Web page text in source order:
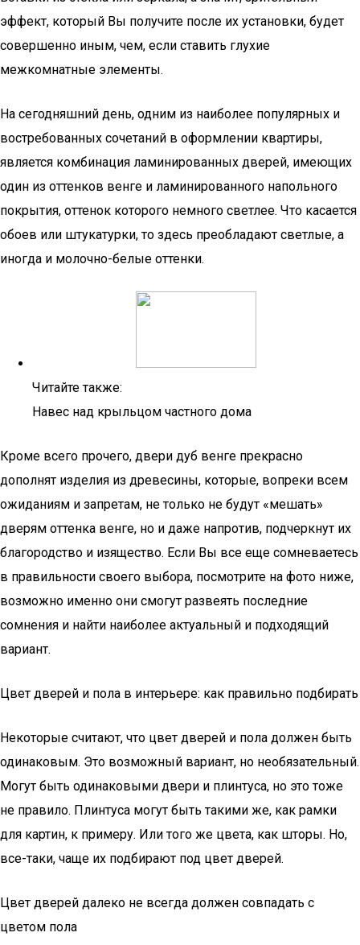
эффект, который Вы получите после их установки, будет
совершенно иным, чем, если ставить глухие
межкомнатные элементы.
На сегодняшний день, одним из наиболее популярных и
востребованных сочетаний в оформлении квартиры,
является комбинация ламинированных дверей, имеющих
один из оттенков венге и ламинированного напольного
покрытия, оттенок которого немного светлее. Что касается
обоев или штукатурки, то здесь преобладают светлые, а
иногда и молочно-белые оттенки.
Читайте также:
Навес над крыльцом частного дома
Кроме всего прочего, двери дуб венге прекрасно
дополнят изделия из древесины, которые, вопреки всем
ожиданиям и запретам, не только не будут «мешать»
дверям оттенка венге, но и даже напротив, подчеркнут их
благородство и изящество. Если Вы все еще сомневаетесь
в правильности своего выбора, посмотрите на фото ниже,
возможно именно они смогут развеять последние
сомнения и найти наиболее актуальный и подходящий
вариант.
Цвет дверей и пола в интерьере: как правильно подбирать
Некоторые считают, что цвет дверей и пола должен быть
одинаковым. Это возможный вариант, но необязательный.
Могут быть одинаковыми двери и плинтуса, но это тоже
не правило. Плинтуса могут быть такими же, как рамки
для картин, к примеру. Или того же цвета, как шторы. Но,
все-таки, чаще их подбирают под цвет дверей.
Цвет дверей далеко не всегда должен совпадать с
цветом пола